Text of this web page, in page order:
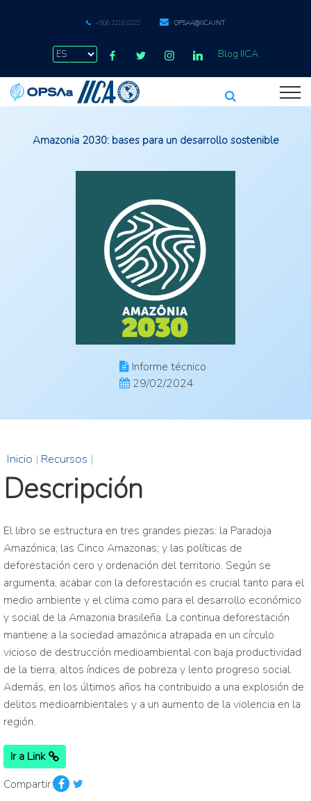
+506 2216 0222 OPSAA@IICA.INT
Blog IICA
Amazonia 2030: bases para un desarrollo sostenible
Informe técnico
29/02/2024
Inicio | Recursos |
Descripción
El libro se estructura en tres grandes piezas: la Paradoja
Amazónica; las Cinco Amazonas; y las políticas de
deforestación cero y ordenación del territorio. Según se
argumenta, acabar con la deforestación es crucial tanto para el
medio ambiente y el clima como para el desarrollo económico
y social de la Amazonia brasileña. La continua deforestación
mantiene a la sociedad amazónica atrapada en un círculo
vicioso de destrucción medioambiental con baja productividad
de la tierra, altos índices de pobreza y lento progreso social.
Además, en los últimos años ha contribuido a una explosión de
delitos medioambientales y a un aumento de la violencia en la
región.
Ir a Link
Compartir: